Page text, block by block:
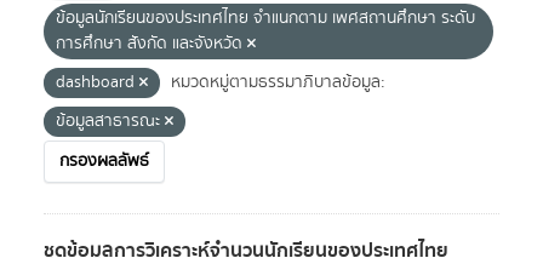
ข้อมูลนักเรียนของประเทศไทย จำแนกตาม เพศสถานศึกษา ระดับ
การศึกษา สังกัด และจังหวัด
dashboard
หมวดหมู่ตามธรรมาภิบาลข้อมูล:
ข้อมูลสาธารณะ
กรองผลลัพธ์
ชุดข้อมูลการวิเคราะห์จำนวนนักเรียนของประเทศไทย